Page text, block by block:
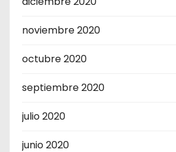
noviembre 2020
octubre 2020
septiembre 2020
julio 2020
junio 2020